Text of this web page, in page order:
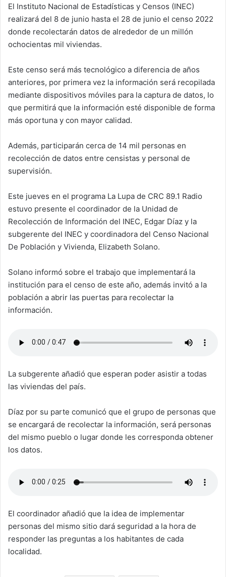
El Instituto Nacional de Estadísticas y Censos (INEC)
realizará del 8 de junio hasta el 28 de junio el censo 2022
donde recolectarán datos de alrededor de un millón
ochocientas mil viviendas.
Este censo será más tecnológico a diferencia de años
anteriores, por primera vez la información será recopilada
mediante dispositivos móviles para la captura de datos, lo
que permitirá que la información esté disponible de forma
más oportuna y con mayor calidad.
Además, participarán cerca de 14 mil personas en
recolección de datos entre censistas y personal de
supervisión.
Este jueves en el programa La Lupa de CRC 89.1 Radio
estuvo presente el coordinador de la Unidad de
Recolección de Información del INEC, Edgar Díaz y la
subgerente del INEC y coordinadora del Censo Nacional
De Población y Vivienda, Elizabeth Solano.
Solano informó sobre el trabajo que implementará la
institución para el censo de este año, además invitó a la
población a abrir las puertas para recolectar la
información.
La subgerente añadió que esperan poder asistir a todas
las viviendas del país.
Díaz por su parte comunicó que el grupo de personas que
se encargará de recolectar la información, será personas
del mismo pueblo o lugar donde les corresponda obtener
los datos.
El coordinador añadió que la idea de implementar
personas del mismo sitio dará seguridad a la hora de
responder las preguntas a los habitantes de cada
localidad.